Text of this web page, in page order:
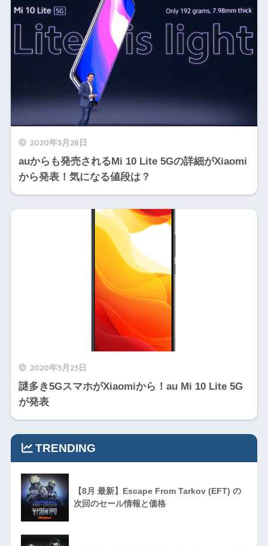
2020年3月28日
auからも発売されるMi 10 Lite 5Gの詳細がXiaomi
から発表！気になる値段は？
2020年3月23日
謎多き5GスマホがXiaomiから！au Mi 10 Lite 5G
が発表
TRENDING
【8月 最新】Escape From Tarkov (EFT) の
次回のセール情報と価格